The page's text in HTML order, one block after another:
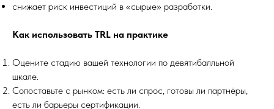
снижает риск инвестиций в «сырые» разработки.
Как использовать TRL на практике
Оцените стадию вашей технологии по девятибалльной
шкале.
Сопоставьте с рынком: есть ли спрос, готовы ли партнёры,
есть ли барьеры сертификации.